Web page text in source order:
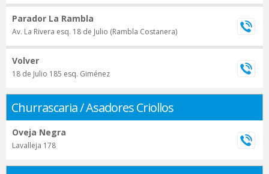
Parador La Rambla
Av. La Rivera esq. 18 de Julio (Rambla Costanera)
Volver
18 de Julio 185 esq. Giménez
Churrascaria / Asadores Criollos
Oveja Negra
Lavalleja 178